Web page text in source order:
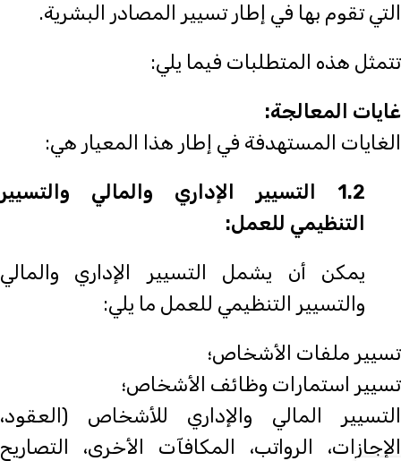
التي تقوم بها في إطار تسيير المصادر البشرية.
تتمثل هذه المتطلبات فيما يلي:
غايات المعالجة:
الغايات المستهدفة في إطار هذا المعيار هي:
1.2 التسيير الإداري والمالي والتسيير
التنظيمي للعمل:
يمكن أن يشمل التسيير الإداري والمالي
والتسيير التنظيمي للعمل ما يلي:
تسيير ملفات الأشخاص؛
تسيير استمارات وظائف الأشخاص؛
التسيير المالي والإداري للأشخاص (العقود،
الإجازات، الرواتب، المكافآت الأخرى، التصاريح